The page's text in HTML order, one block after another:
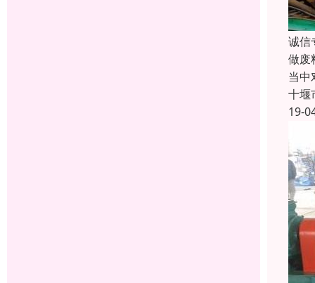
诚信
做废
当中
十堰
19-